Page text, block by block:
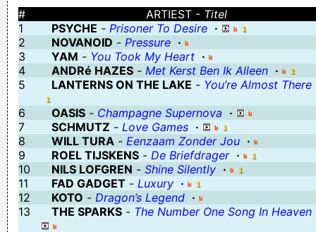
Vieze jeukbaard, onverzorgd
I, for one, welcome our giant viroid and parasitic worm overlords!
roeland Pénètre mon intimité la plus chaude en privé
I have dis vinyl !..😎
string: reetveter, aarssnaar, voorkoord, vouwtouw
Van stront kan je geen boter maken
volgens mij ben je een homo erectus
Verknoei je tijd op een nuttige manier!
Geej se lèllike voel hod!
#
ARTIEST - Titel
1
PSYCHE - Prisoner To Desire ·
2
NOVANOID - Pressure ·
3
YAM - You Took My Heart ·
4
ANDRé HAZES - Met Kerst Ben Ik Alleen ·
5
LANTERNS ON THE LAKE - You’re Almost There
6
OASIS - Champagne Supernova ·
7
SCHMUTZ - Love Games ·
8
WILL TURA - Eenzaam Zonder Jou ·
9
ROEL TIJSKENS - De Briefdrager ·
10
NILS LOFGREN - Shine Silently ·
11
FAD GADGET - Luxury ·
12
KOTO - Dragon’s Legend ·
13
THE SPARKS - The Number One Song In Heaven